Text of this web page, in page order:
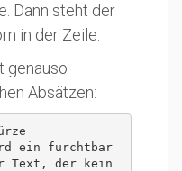
Dann steht der
in der Zeile.
genauso
Absätzen:
Text, der kein